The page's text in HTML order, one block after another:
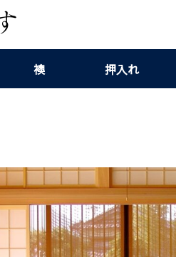
襖 押入れ
おすすめの選び方（フローリ